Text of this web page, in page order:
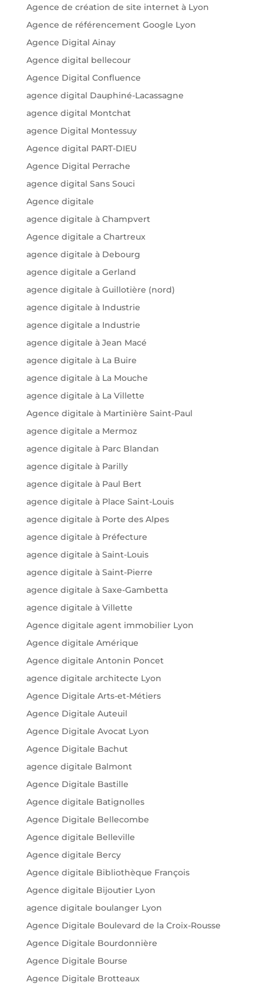
Agence de création de site internet à Lyon
Agence de référencement Google Lyon
Agence Digital Ainay
Agence digital bellecour
Agence Digital Confluence
agence digital Dauphiné-Lacassagne
agence digital Montchat
agence Digital Montessuy
Agence digital PART-DIEU
Agence Digital Perrache
agence digital Sans Souci
Agence digitale
agence digitale à Champvert
Agence digitale a Chartreux
agence digitale à Debourg
agence digitale a Gerland
agence digitale à Guillotière (nord)
agence digitale à Industrie
agence digitale a Industrie
agence digitale à Jean Macé
agence digitale à La Buire
agence digitale à La Mouche
agence digitale à La Villette
Agence digitale à Martinière Saint-Paul
agence digitale a Mermoz
agence digitale à Parc Blandan
agence digitale à Parilly
agence digitale à Paul Bert
agence digitale à Place Saint-Louis
agence digitale à Porte des Alpes
agence digitale à Préfecture
agence digitale à Saint-Louis
agence digitale à Saint-Pierre
agence digitale à Saxe-Gambetta
agence digitale à Villette
Agence digitale agent immobilier Lyon
Agence digitale Amérique
Agence digitale Antonin Poncet
agence digitale architecte Lyon
Agence Digitale Arts-et-Métiers
Agence Digitale Auteuil
Agence Digitale Avocat Lyon
Agence Digitale Bachut
agence digitale Balmont
Agence Digitale Bastille
Agence digitale Batignolles
Agence Digitale Bellecombe
Agence digitale Belleville
Agence digitale Bercy
Agence digitale Bibliothèque François
Agence digitale Bijoutier Lyon
agence digitale boulanger Lyon
Agence Digitale Boulevard de la Croix-Rousse
Agence Digitale Bourdonnière
Agence Digitale Bourse
Agence Digitale Brotteaux